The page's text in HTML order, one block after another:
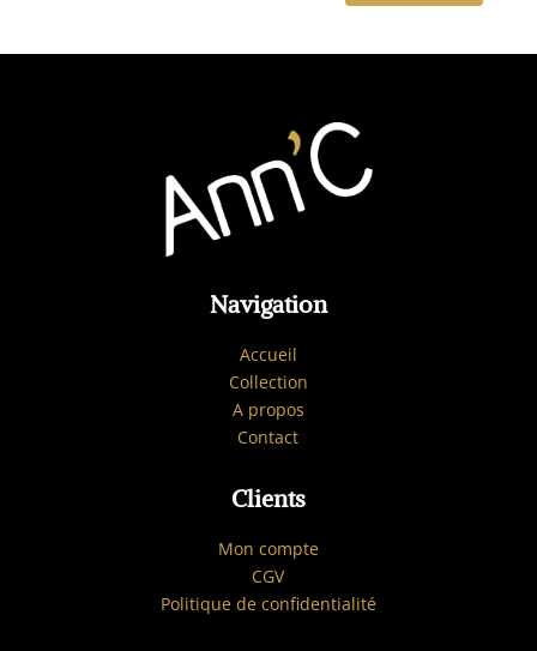
Navigation
Accueil
Collection
A propos
Contact
Clients
Mon compte
CGV
Politique de confidentialité